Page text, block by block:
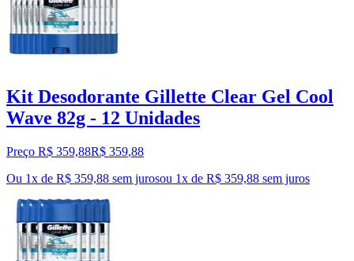
Kit Desodorante Gillette Clear Gel Cool
Wave 82g - 12 Unidades
Preço R$ 359,88R$ 359,88
Ou 1x de R$ 359,88 sem jurosou 1x de R$ 359,88 sem juros